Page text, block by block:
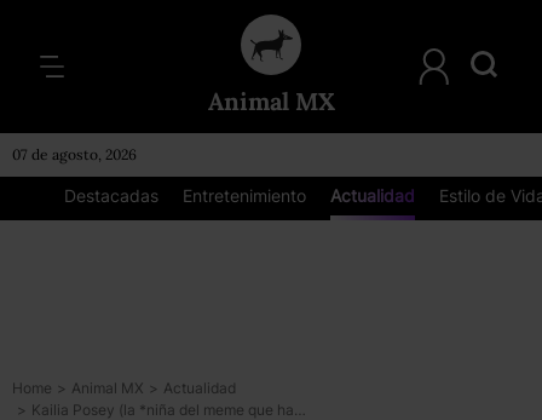
Animal MX
07 de agosto, 2026
Destacadas Entretenimiento Actualidad Estilo de
Home > Animal MX > Actualidad
>
Kailia Posey (la *niña del meme que hace una mueca graciosa*) murió a los 16